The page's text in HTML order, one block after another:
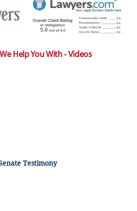
Help You With - Videos
Testimony